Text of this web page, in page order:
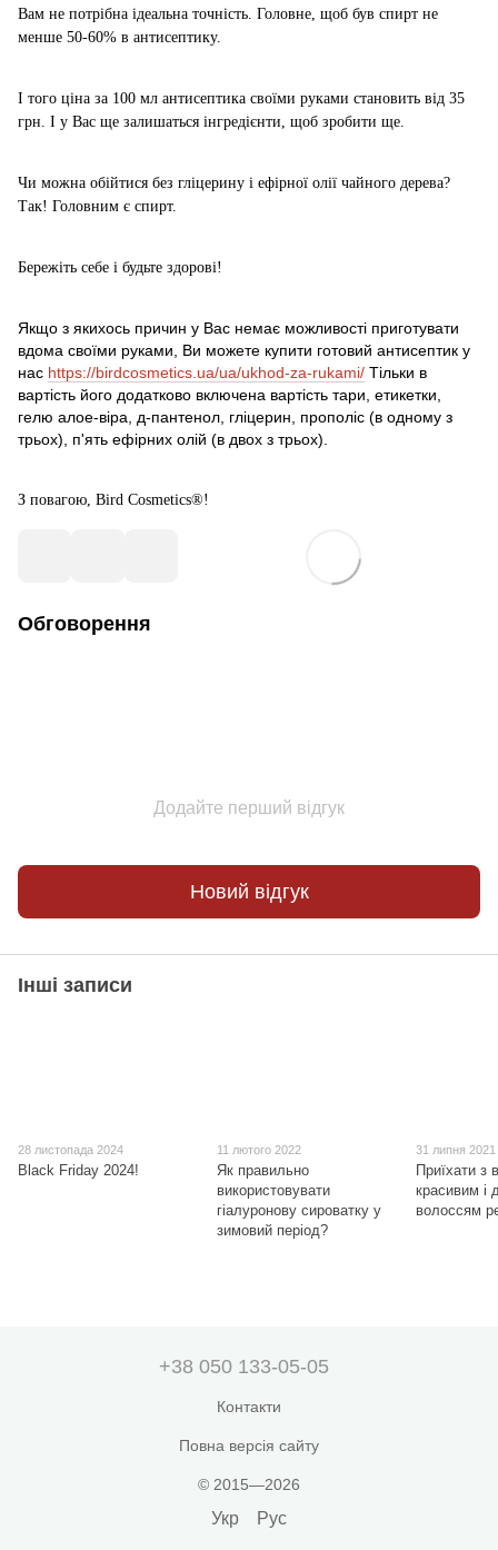
Вам не потрібна ідеальна точність. Головне, щоб був спирт не
менше 50-60% в антисептику.
І того ціна за 100 мл антисептика своїми руками становить від 35
грн. І у Вас ще залишаться інгредієнти, щоб зробити ще.
Чи можна обійтися без гліцерину і ефірної олії чайного дерева?
Так! Головним є спирт.
Бережіть себе і будьте здорові!
Якщо з якихось причин у Вас немає можливості приготувати
вдома своїми руками, Ви можете купити готовий антисептик у
нас https://birdcosmetics.ua/ua/ukhod-za-rukami/ Тільки в
вартість його додатково включена вартість тари, етикетки,
гелю алое-віра, д-пантенол, гліцерин, прополіс (в одному з
трьох), п'ять ефірних олій (в двох з трьох).
З повагою, Bird Cosmetics®!
Обговорення
Додайте перший відгук
Новий відгук
Інші записи
28 листопада 2024
Black Friday 2024!
11 лютого 2022
Як правильно
використовувати
гіалуронову сироватку у
зимовий період?
31 липня 2021
Приїхати з
красивим і
волоссям
+38 050 133-05-05
Контакти
Повна версія сайту
© 2015—2026
Укр Рус